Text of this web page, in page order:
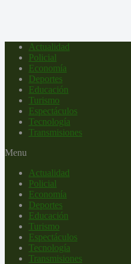
Actualidad
Policial
Economía
Deportes
Educación
Turismo
Espectáculos
Tecnología
Transmisiones
Menu
Actualidad
Policial
Economía
Deportes
Educación
Turismo
Espectáculos
Tecnología
Transmisiones